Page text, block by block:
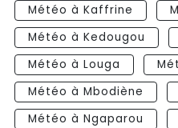
Météo à Kaffrine
Météo à Kedougou
Météo à Louga
Météo à Mbodiène
Météo à Ngaparou